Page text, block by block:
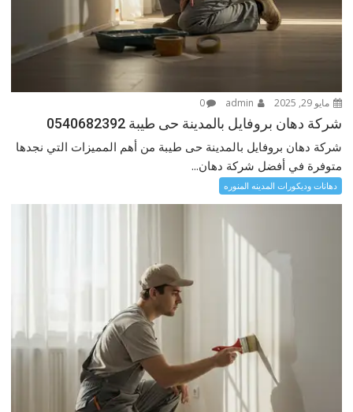
مايو 29, 2025 0
شركة دهان بروفايل بالمدينة حى طيبة 0540682392
شركة دهان بروفايل بالمدينة حى طيبة من أهم المميزات التي نجدها
متوفرة في أفضل شركة دهان...
دهانات وديكورات المدينه المنوره